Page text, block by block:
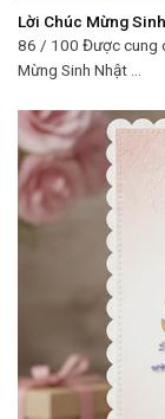
Lời Chúc Mừng
86 / 100 Được cung
Mừng Sinh Nhật ...